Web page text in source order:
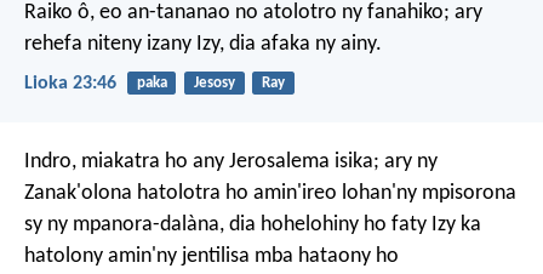
Raiko ô, eo an-tananao no atolotro ny fanahiko; ary
rehefa niteny izany Izy, dia afaka ny ainy.
Lioka 23:46 paka Jesosy Ray
Indro, miakatra ho any Jerosalema isika; ary ny
Zanak'olona hatolotra ho amin'ireo lohan'ny mpisorona
sy ny mpanora-dalàna, dia hohelohiny ho faty Izy ka
hatolony amin'ny jentilisa mba hataony ho